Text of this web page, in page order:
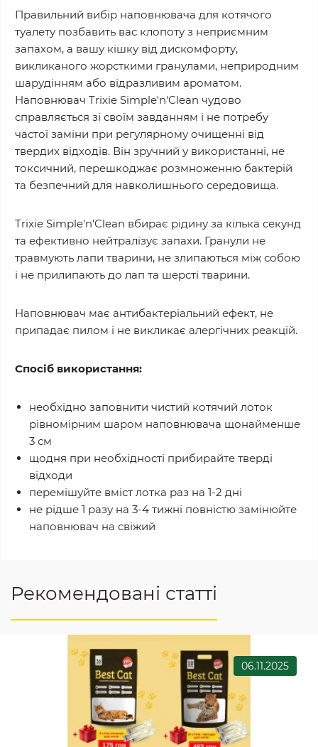
Правильний вибір наповнювача для котячого
туалету позбавить вас клопоту з неприємним
запахом, а вашу кішку від дискомфорту,
викликаного жорсткими гранулами, неприродним
шарудінням або відразливим ароматом.
Наповнювач Trixie Simple'n'Clean чудово
справляється зі своїм завданням і не потребу
частої заміни при регулярному очищенні від
твердих відходів. Він зручний у використанні, не
токсичний, перешкоджає розмноженню бактерій
та безпечний для навколишнього середовища.
Trixie Simple'n'Clean вбирає рідину за кілька секунд
та ефективно нейтралізує запахи. Гранули не
травмують лапи тварини, не злипаються між собою
і не прилипають до лап та шерсті тварини.
Наповнювач має антибактеріальний ефект, не
припадає пилом і не викликає алергічних реакцій.
Спосіб використання:
необхідно заповнити чистий котячий лоток
рівномірним шаром наповнювача щонайменше
3 см
щодня при необхідності прибирайте тверді
відходи
перемішуйте вміст лотка раз на 1-2 дні
не рідше 1 разу на 3-4 тижні повністю замінюйте
наповнювач на свіжий
Рекомендовані статті
06.11.2025